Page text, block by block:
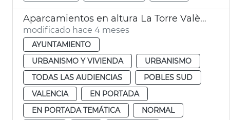
Aparcamientos en altura La Torre València
modificado hace 4 meses
AYUNTAMIENTO
URBANISMO Y VIVIENDA
URBANISMO
TODAS LAS AUDIENCIAS
POBLES SUD
VALENCIA
EN PORTADA
EN PORTADA TEMÁTICA
NORMAL